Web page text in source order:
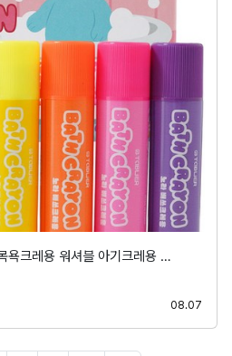
욕크레용 워셔블 아기크레용 …
08.07